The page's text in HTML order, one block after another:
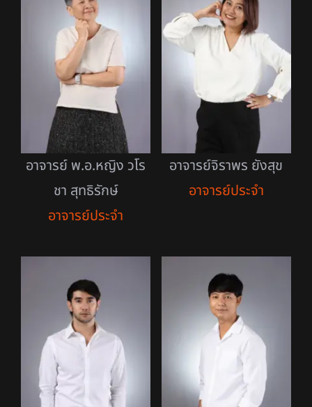
อาจารย์ พ.อ.หญิง วโร
ชา สุทธิรักษ์
อาจารย์ประจำ
อาจารย์จิราพร ยังสุข
อาจารย์ประจำ